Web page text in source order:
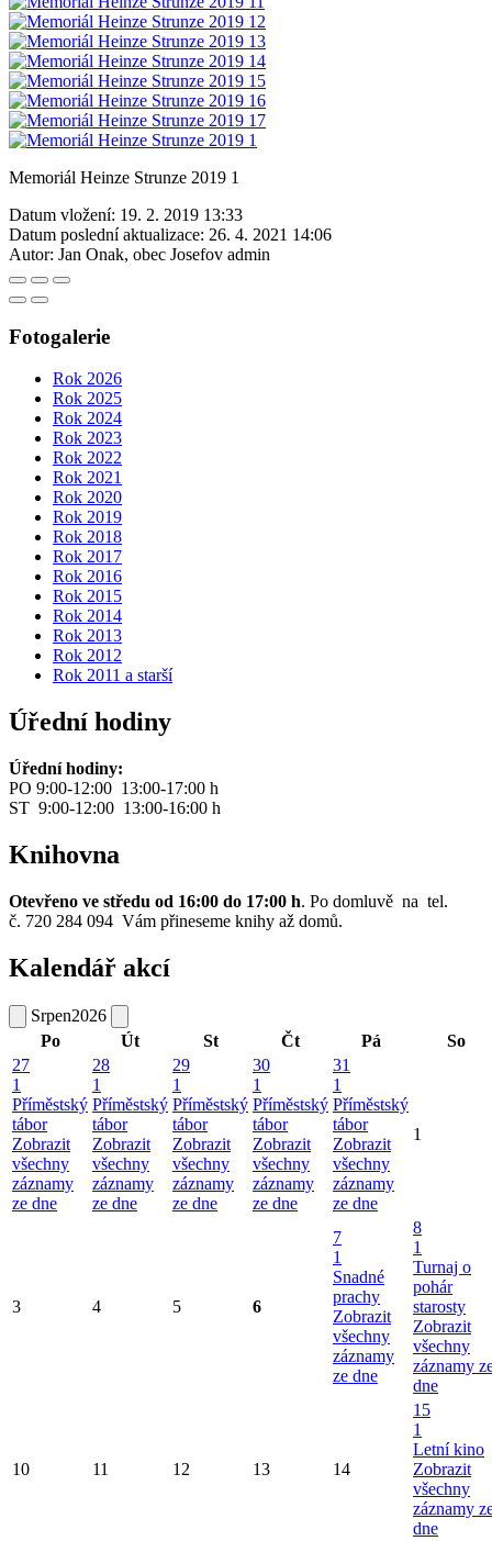
Memoriál Heinze Strunze 2019 1
Datum vložení: 19. 2. 2019 13:33
Datum poslední aktualizace: 26. 4. 2021 14:06
Autor: Jan Onak, obec Josefov admin
Fotogalerie
Rok 2026
Rok 2025
Rok 2024
Rok 2023
Rok 2022
Rok 2021
Rok 2020
Rok 2019
Rok 2018
Rok 2017
Rok 2016
Rok 2015
Rok 2014
Rok 2013
Rok 2012
Rok 2011 a starší
Úřední hodiny
Úřední hodiny:
PO 9:00-12:00 13:00-17:00 h
ST 9:00-12:00 13:00-16:00 h
Knihovna
Otevřeno ve středu od 16:00 do 17:00 h. Po domluvě na tel.
č. 720 284 094 Vám přineseme knihy až domů.
Kalendář akcí
Srpen2026
Po
Út St Čt Pá
So
27
1
Příměstský
tábor
Zobrazit
všechny
záznamy
ze dne
28
1
Příměstský
tábor
Zobrazit
všechny
záznamy
ze dne
29
1
Příměstský
tábor
Zobrazit
všechny
záznamy
ze dne
30
1
Příměstský
tábor
Zobrazit
všechny
záznamy
ze dne
31
1
Příměstský
tábor
Zobrazit
všechny
záznamy
ze dne
1
3 4 5 6
7
1
Snadné
prachy
Zobrazit
všechny
záznamy
ze dne
8
1
Turnaj o
pohár
starosty
Zobrazit
všechny
záznamy
dne
10 11 12 13 14
15
1
Letní kino
Zobrazit
všechny
záznamy
dne